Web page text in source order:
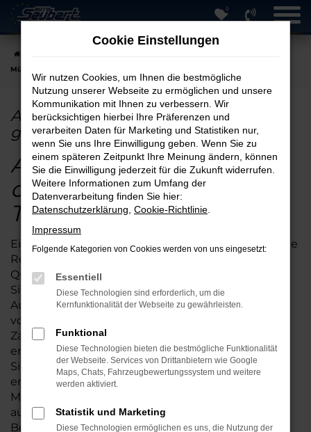
Zum
Hauptinhalt
springen
0
München günstig kaufen
Audi Q2 EU-Neuwagen in München
günstig kaufen
Audi Q2 Neuwagen
online kaufen –
Topqualität für München
Einen Audi Q2 Neuwagen online kaufen bringt eine
Reihe an Vorteilen. Da ist zunächst einmal die
Qualität: mit kaum einem anderen Fahrzeug sind
Sie so zuverlässig in München mobil wie mit dem
Audi Q2 Neuwagen. Darüber hinaus profitieren Sie
von einer Ausstattung, die sich sehen lassen kann.
Zahlreiche Assistenzsysteme untermauern den
enormen Anspruch des Herstellers und auch die
Sicherheit und Effizienz sind über jeden Zweifel
erhaben. Um mit einem Audi Q2 Neuwagen in
München unterwegs zu sein, genügt ein Besuch
auf der Webseite von Auto Auto Seubert GmbH .
Bei uns schöpfen Sie aus dem Vollen und können
Cookie Einstellungen
Wir nutzen Cookies, um Ihnen die bestmögliche
Nutzung unserer Webseite zu ermöglichen und unsere
Kommunikation mit Ihnen zu verbessern. Wir
berücksichtigen hierbei Ihre Präferenzen und
verarbeiten Daten für Marketing und Statistiken nur,
wenn Sie uns Ihre Einwilligung geben. Wenn Sie zu
einem späteren Zeitpunkt Ihre Meinung ändern, können
Sie die Einwilligung jederzeit für die Zukunft widerrufen.
Weitere Informationen zum Umfang der
Datenverarbeitung finden Sie hier:
Datenschutzerklärung Cookie-Richtlinie
Impressum
Folgende Kategorien von Cookies werden von uns eingesetzt:
Essentiell
Diese Technologien sind erforderlich, um die
Kernfunktionalität der Webseite zu gewährleisten.
Funktional
Diese Technologien bieten die bestmögliche Funktionalität
der Webseite. Services von Drittanbietern wie Google
Maps, Chats, Fahrzeugbewertungssystem und weitere
werden aktiviert.
Statistik und Marketing
Diese Technologien ermöglichen es uns, die Nutzung der